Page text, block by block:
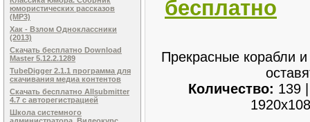
юмористических рассказов
(MP3)
Хак - Взлом Одноклассники
(2013)
Скачать бесплатно Download
Master 5.12.2.1289
TubeDigger 2.1.1 программа для
скачивания медиа контентов
Скачать бесплатно Allsubmitter
4.7 с авторегистрацией
Школа системного
бесплатно
Прекрасные корабли
Количество: 139